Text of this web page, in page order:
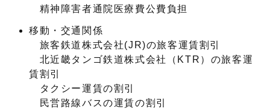
精神障害者通院医療費公費負担
移動・交通関係
旅客鉄道株式会社(JR)の旅客運賃割引
北近畿タンゴ鉄道株式会社（KTR）の旅客運
賃割引
タクシー運賃の割引
民営路線バスの運賃の割引